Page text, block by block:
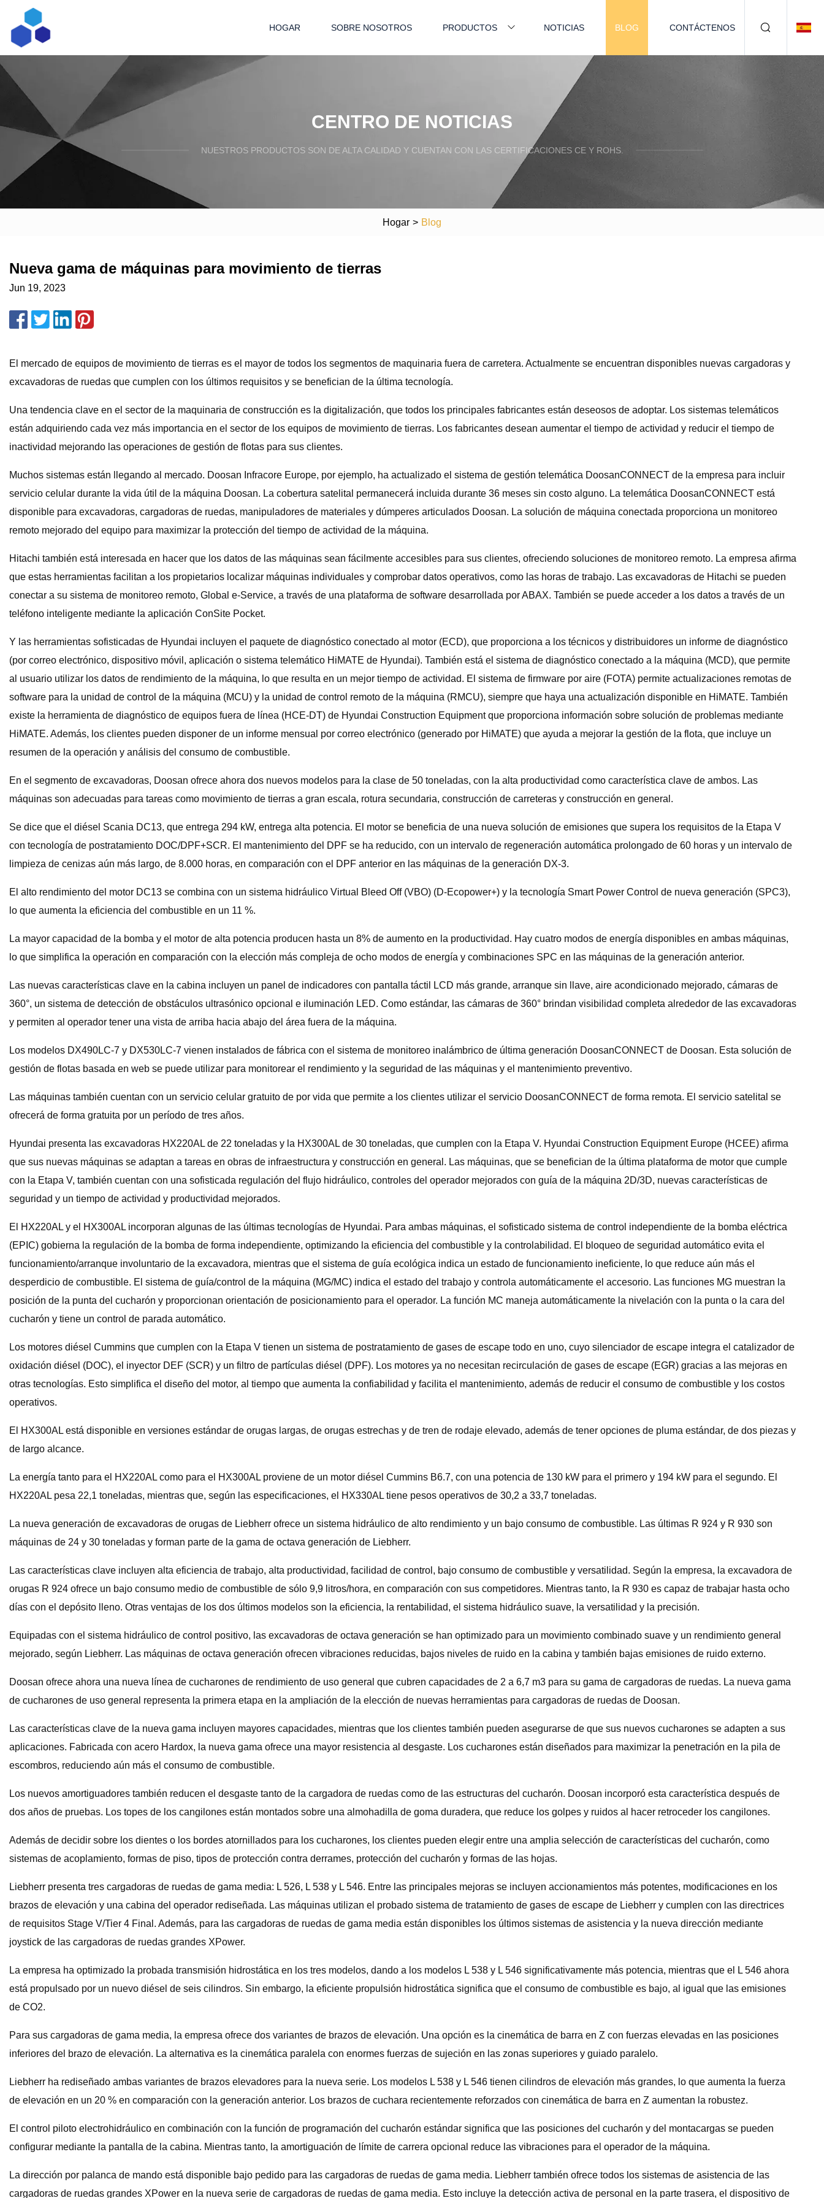
HOGAR SOBRE NOSOTROS PRODUCTOS NOTICIAS BLOG CONTÁCTENOS
CENTRO DE NOTICIAS
NUESTROS PRODUCTOS SON DE ALTA CALIDAD Y CUENTAN CON LAS CERTIFICACIONES CE Y ROHS.
Hogar > Blog
Nueva gama de máquinas para movimiento de tierras
Jun 19, 2023
El mercado de equipos de movimiento de tierras es el mayor de todos los segmentos de maquinaria fuera de carretera. Actualmente se encuentran disponibles nuevas cargadoras y
excavadoras de ruedas que cumplen con los últimos requisitos y se benefician de la última tecnología.
Una tendencia clave en el sector de la maquinaria de construcción es la digitalización, que todos los principales fabricantes están deseosos de adoptar. Los sistemas telemáticos
están adquiriendo cada vez más importancia en el sector de los equipos de movimiento de tierras. Los fabricantes desean aumentar el tiempo de actividad y reducir el tiempo de
inactividad mejorando las operaciones de gestión de flotas para sus clientes.
Muchos sistemas están llegando al mercado. Doosan Infracore Europe, por ejemplo, ha actualizado el sistema de gestión telemática DoosanCONNECT de la empresa para incluir
servicio celular durante la vida útil de la máquina Doosan. La cobertura satelital permanecerá incluida durante 36 meses sin costo alguno. La telemática DoosanCONNECT está
disponible para excavadoras, cargadoras de ruedas, manipuladores de materiales y dúmperes articulados Doosan. La solución de máquina conectada proporciona un monitoreo
remoto mejorado del equipo para maximizar la protección del tiempo de actividad de la máquina.
Hitachi también está interesada en hacer que los datos de las máquinas sean fácilmente accesibles para sus clientes, ofreciendo soluciones de monitoreo remoto. La empresa afirma
que estas herramientas facilitan a los propietarios localizar máquinas individuales y comprobar datos operativos, como las horas de trabajo. Las excavadoras de Hitachi se pueden
conectar a su sistema de monitoreo remoto, Global e-Service, a través de una plataforma de software desarrollada por ABAX. También se puede acceder a los datos a través de un
teléfono inteligente mediante la aplicación ConSite Pocket.
Y las herramientas sofisticadas de Hyundai incluyen el paquete de diagnóstico conectado al motor (ECD), que proporciona a los técnicos y distribuidores un informe de diagnóstico
(por correo electrónico, dispositivo móvil, aplicación o sistema telemático HiMATE de Hyundai). También está el sistema de diagnóstico conectado a la máquina (MCD), que permite
al usuario utilizar los datos de rendimiento de la máquina, lo que resulta en un mejor tiempo de actividad. El sistema de firmware por aire (FOTA) permite actualizaciones remotas de
software para la unidad de control de la máquina (MCU) y la unidad de control remoto de la máquina (RMCU), siempre que haya una actualización disponible en HiMATE. También
existe la herramienta de diagnóstico de equipos fuera de línea (HCE-DT) de Hyundai Construction Equipment que proporciona información sobre solución de problemas mediante
HiMATE. Además, los clientes pueden disponer de un informe mensual por correo electrónico (generado por HiMATE) que ayuda a mejorar la gestión de la flota, que incluye un
resumen de la operación y análisis del consumo de combustible.
En el segmento de excavadoras, Doosan ofrece ahora dos nuevos modelos para la clase de 50 toneladas, con la alta productividad como característica clave de ambos. Las
máquinas son adecuadas para tareas como movimiento de tierras a gran escala, rotura secundaria, construcción de carreteras y construcción en general.
Se dice que el diésel Scania DC13, que entrega 294 kW, entrega alta potencia. El motor se beneficia de una nueva solución de emisiones que supera los requisitos de la Etapa V
con tecnología de postratamiento DOC/DPF+SCR. El mantenimiento del DPF se ha reducido, con un intervalo de regeneración automática prolongado de 60 horas y un intervalo de
limpieza de cenizas aún más largo, de 8.000 horas, en comparación con el DPF anterior en las máquinas de la generación DX-3.
El alto rendimiento del motor DC13 se combina con un sistema hidráulico Virtual Bleed Off (VBO) (D-Ecopower+) y la tecnología Smart Power Control de nueva generación (SPC3),
lo que aumenta la eficiencia del combustible en un 11 %.
La mayor capacidad de la bomba y el motor de alta potencia producen hasta un 8% de aumento en la productividad. Hay cuatro modos de energía disponibles en ambas máquinas,
lo que simplifica la operación en comparación con la elección más compleja de ocho modos de energía y combinaciones SPC en las máquinas de la generación anterior.
Las nuevas características clave en la cabina incluyen un panel de indicadores con pantalla táctil LCD más grande, arranque sin llave, aire acondicionado mejorado, cámaras de
360°, un sistema de detección de obstáculos ultrasónico opcional e iluminación LED. Como estándar, las cámaras de 360° brindan visibilidad completa alrededor de las excavadoras
y permiten al operador tener una vista de arriba hacia abajo del área fuera de la máquina.
Los modelos DX490LC-7 y DX530LC-7 vienen instalados de fábrica con el sistema de monitoreo inalámbrico de última generación DoosanCONNECT de Doosan. Esta solución de
gestión de flotas basada en web se puede utilizar para monitorear el rendimiento y la seguridad de las máquinas y el mantenimiento preventivo.
Las máquinas también cuentan con un servicio celular gratuito de por vida que permite a los clientes utilizar el servicio DoosanCONNECT de forma remota. El servicio satelital se
ofrecerá de forma gratuita por un período de tres años.
Hyundai presenta las excavadoras HX220AL de 22 toneladas y la HX300AL de 30 toneladas, que cumplen con la Etapa V. Hyundai Construction Equipment Europe (HCEE) afirma
que sus nuevas máquinas se adaptan a tareas en obras de infraestructura y construcción en general. Las máquinas, que se benefician de la última plataforma de motor que cumple
con la Etapa V, también cuentan con una sofisticada regulación del flujo hidráulico, controles del operador mejorados con guía de la máquina 2D/3D, nuevas características de
seguridad y un tiempo de actividad y productividad mejorados.
El HX220AL y el HX300AL incorporan algunas de las últimas tecnologías de Hyundai. Para ambas máquinas, el sofisticado sistema de control independiente de la bomba eléctrica
(EPIC) gobierna la regulación de la bomba de forma independiente, optimizando la eficiencia del combustible y la controlabilidad. El bloqueo de seguridad automático evita el
funcionamiento/arranque involuntario de la excavadora, mientras que el sistema de guía ecológica indica un estado de funcionamiento ineficiente, lo que reduce aún más el
desperdicio de combustible. El sistema de guía/control de la máquina (MG/MC) indica el estado del trabajo y controla automáticamente el accesorio. Las funciones MG muestran la
posición de la punta del cucharón y proporcionan orientación de posicionamiento para el operador. La función MC maneja automáticamente la nivelación con la punta o la cara del
cucharón y tiene un control de parada automático.
Los motores diésel Cummins que cumplen con la Etapa V tienen un sistema de postratamiento de gases de escape todo en uno, cuyo silenciador de escape integra el catalizador de
oxidación diésel (DOC), el inyector DEF (SCR) y un filtro de partículas diésel (DPF). Los motores ya no necesitan recirculación de gases de escape (EGR) gracias a las mejoras en
otras tecnologías. Esto simplifica el diseño del motor, al tiempo que aumenta la confiabilidad y facilita el mantenimiento, además de reducir el consumo de combustible y los costos
operativos.
El HX300AL está disponible en versiones estándar de orugas largas, de orugas estrechas y de tren de rodaje elevado, además de tener opciones de pluma estándar, de dos piezas y
de largo alcance.
La energía tanto para el HX220AL como para el HX300AL proviene de un motor diésel Cummins B6.7, con una potencia de 130 kW para el primero y 194 kW para el segundo. El
HX220AL pesa 22,1 toneladas, mientras que, según las especificaciones, el HX330AL tiene pesos operativos de 30,2 a 33,7 toneladas.
La nueva generación de excavadoras de orugas de Liebherr ofrece un sistema hidráulico de alto rendimiento y un bajo consumo de combustible. Las últimas R 924 y R 930 son
máquinas de 24 y 30 toneladas y forman parte de la gama de octava generación de Liebherr.
Las características clave incluyen alta eficiencia de trabajo, alta productividad, facilidad de control, bajo consumo de combustible y versatilidad. Según la empresa, la excavadora de
orugas R 924 ofrece un bajo consumo medio de combustible de sólo 9,9 litros/hora, en comparación con sus competidores. Mientras tanto, la R 930 es capaz de trabajar hasta ocho
días con el depósito lleno. Otras ventajas de los dos últimos modelos son la eficiencia, la rentabilidad, el sistema hidráulico suave, la versatilidad y la precisión.
Equipadas con el sistema hidráulico de control positivo, las excavadoras de octava generación se han optimizado para un movimiento combinado suave y un rendimiento general
mejorado, según Liebherr. Las máquinas de octava generación ofrecen vibraciones reducidas, bajos niveles de ruido en la cabina y también bajas emisiones de ruido externo.
Doosan ofrece ahora una nueva línea de cucharones de rendimiento de uso general que cubren capacidades de 2 a 6,7 ​​m3 para su gama de cargadoras de ruedas. La nueva gama
de cucharones de uso general representa la primera etapa en la ampliación de la elección de nuevas herramientas para cargadoras de ruedas de Doosan.
Las características clave de la nueva gama incluyen mayores capacidades, mientras que los clientes también pueden asegurarse de que sus nuevos cucharones se adapten a sus
aplicaciones. Fabricada con acero Hardox, la nueva gama ofrece una mayor resistencia al desgaste. Los cucharones están diseñados para maximizar la penetración en la pila de
escombros, reduciendo aún más el consumo de combustible.
Los nuevos amortiguadores también reducen el desgaste tanto de la cargadora de ruedas como de las estructuras del cucharón. Doosan incorporó esta característica después de
dos años de pruebas. Los topes de los cangilones están montados sobre una almohadilla de goma duradera, que reduce los golpes y ruidos al hacer retroceder los cangilones.
Además de decidir sobre los dientes o los bordes atornillados para los cucharones, los clientes pueden elegir entre una amplia selección de características del cucharón, como
sistemas de acoplamiento, formas de piso, tipos de protección contra derrames, protección del cucharón y formas de las hojas.
Liebherr presenta tres cargadoras de ruedas de gama media: L 526, L 538 y L 546. Entre las principales mejoras se incluyen accionamientos más potentes, modificaciones en los
brazos de elevación y una cabina del operador rediseñada. Las máquinas utilizan el probado sistema de tratamiento de gases de escape de Liebherr y cumplen con las directrices
de requisitos Stage V/Tier 4 Final. Además, para las cargadoras de ruedas de gama media están disponibles los últimos sistemas de asistencia y la nueva dirección mediante
joystick de las cargadoras de ruedas grandes XPower.
La empresa ha optimizado la probada transmisión hidrostática en los tres modelos, dando a los modelos L 538 y L 546 significativamente más potencia, mientras que el L 546 ahora
está propulsado por un nuevo diésel de seis cilindros. Sin embargo, la eficiente propulsión hidrostática significa que el consumo de combustible es bajo, al igual que las emisiones
de CO2.
Para sus cargadoras de gama media, la empresa ofrece dos variantes de brazos de elevación. Una opción es la cinemática de barra en Z con fuerzas elevadas en las posiciones
inferiores del brazo de elevación. La alternativa es la cinemática paralela con enormes fuerzas de sujeción en las zonas superiores y guiado paralelo.
Liebherr ha rediseñado ambas variantes de brazos elevadores para la nueva serie. Los modelos L 538 y L 546 tienen cilindros de elevación más grandes, lo que aumenta la fuerza
de elevación en un 20 % en comparación con la generación anterior. Los brazos de cuchara recientemente reforzados con cinemática de barra en Z aumentan la robustez.
El control piloto electrohidráulico en combinación con la función de programación del cucharón estándar significa que las posiciones del cucharón y del montacargas se pueden
configurar mediante la pantalla de la cabina. Mientras tanto, la amortiguación de límite de carrera opcional reduce las vibraciones para el operador de la máquina.
La dirección por palanca de mando está disponible bajo pedido para las cargadoras de ruedas de gama media. Liebherr también ofrece todos los sistemas de asistencia de las
cargadoras de ruedas grandes XPower en la nueva serie de cargadoras de ruedas de gama media. Esto incluye la detección activa de personal en la parte trasera, el dispositivo de